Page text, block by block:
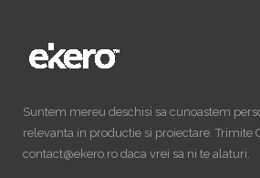
Suntem mereu deschisi sa cunoastem
relevanta in productie si proiectare. Trimite
contact@ekero.ro daca vrei sa ni te alaturi.